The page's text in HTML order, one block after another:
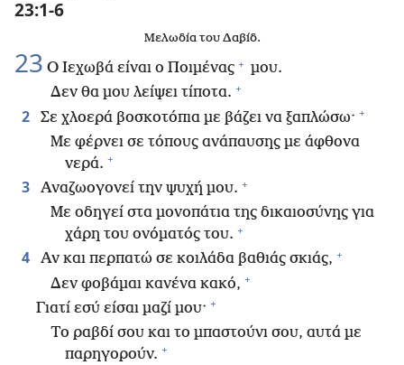
23:1-6
Μελωδία του Δαβίδ.
23 Ο Ιεχωβά είναι ο Ποιμένας + μου.
Δεν θα μου λείψει τίποτα. +
2 Σε χλοερά βοσκοτόπια με βάζει να ξαπλώσω· +
Με φέρνει σε τόπους ανάπαυσης με άφθονα
νερά. +
3 Αναζωογονεί την ψυχή μου. +
Με οδηγεί στα μονοπάτια της δικαιοσύνης για
χάρη του ονόματός του. +
4 Αν και περπατώ σε κοιλάδα βαθιάς σκιάς, +
Δεν φοβάμαι κανένα κακό, +
Γιατί εσύ είσαι μαζί μου· +
Το ραβδί σου και το μπαστούνι σου, αυτά με
παρηγορούν. +